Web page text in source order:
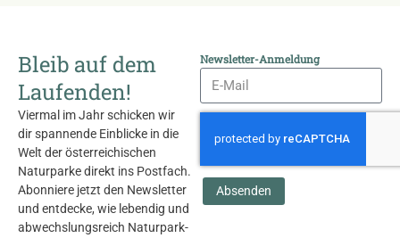
Bleib auf dem
Laufenden!
Viermal im Jahr schicken wir
dir spannende Einblicke in die
Welt der österreichischen
Naturparke direkt ins Postfach.
Abonniere jetzt den Newsletter
und entdecke, wie lebendig und
abwechslungsreich Naturpark-
Newsletter-Anmeldung
Absenden